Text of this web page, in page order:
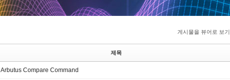
게시물을 뷰어로 보기
제목
Arbutus Compare Command